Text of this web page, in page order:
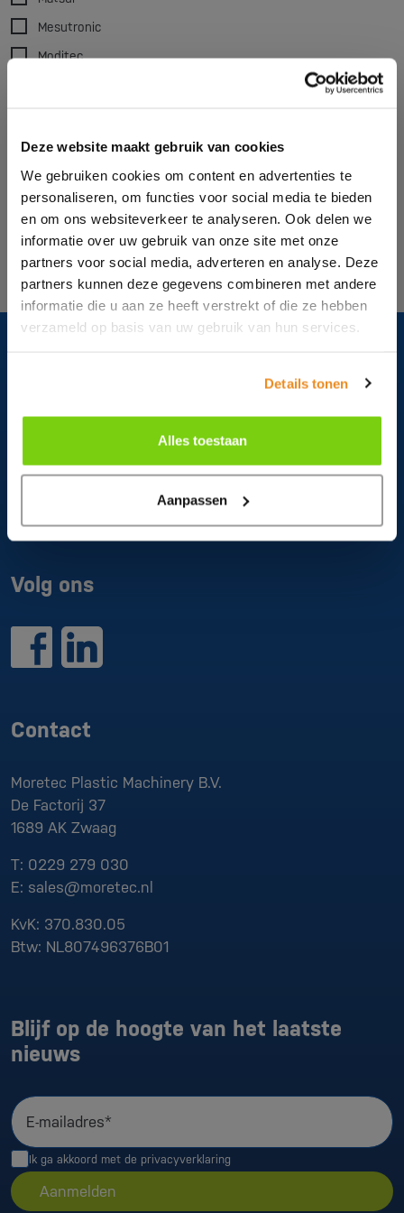
Deze website maakt gebruik van cookies
We gebruiken cookies om content en advertenties te
personaliseren, om functies voor social media te bieden
en om ons websiteverkeer te analyseren. Ook delen we
informatie over uw gebruik van onze site met onze
partners voor social media, adverteren en analyse. Deze
partners kunnen deze gegevens combineren met andere
informatie die u aan ze heeft verstrekt of die ze hebben
verzameld op basis van uw gebruik van hun services.
Details tonen
Alles toestaan
Aanpassen
Mesutronic
Moditec
TRIA
Vismec
Alle filters wissen
Producten
Volg ons
Contact
Moretec Plastic Machinery B.V.
De Factorij 37
1689 AK Zwaag
T: 0229 279 030
E: sales@moretec.nl
KvK: 370.830.05
Btw: NL807496376B01
Blijf op de hoogte van het laatste
nieuws
E-mailadres*
Ik ga akkoord met de privacyverklaring
Aanmelden